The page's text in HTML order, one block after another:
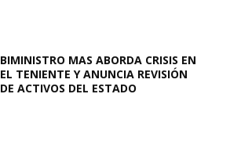
BIMINISTRO MAS ABORDA CRISIS EN
EL TENIENTE Y ANUNCIA REVISIÓN
DE ACTIVOS DEL ESTADO